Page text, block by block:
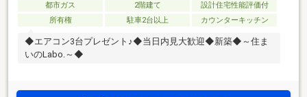
都市ガス 2階建て
設計住宅性能評価付
所有権
駐車2台以上 カウンターキッチン
◆エアコン3台プレゼント♪◆当日内見大歓迎◆新築◆～住ま
いのLabo.～◆